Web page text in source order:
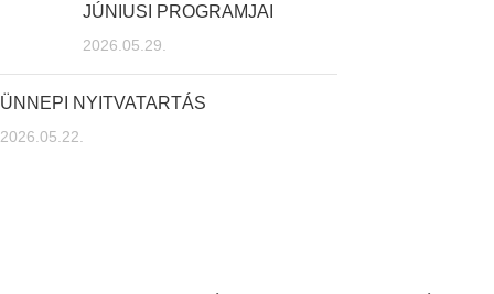
JÚNIUSI PROGRAMJAI
2026.05.29.
ÜNNEPI NYITVATARTÁS
2026.05.22.